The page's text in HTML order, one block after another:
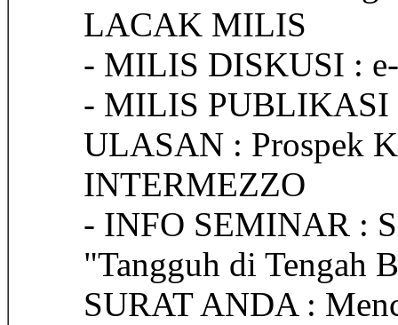
LACAK MILIS
- MILIS DISKUSI :
- MILIS PUBLIKASI
ULASAN : Prospek
INTERMEZZO
- INFO SEMINAR :
"Tangguh di Tengah
SURAT ANDA :